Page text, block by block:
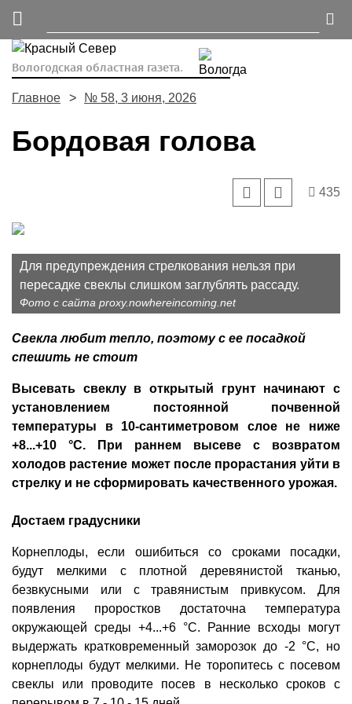
Вологодская областная газета.
Главное № 58, 3 июня, 2026
Бордовая голова
435
Для предупреждения стрелкования нельзя при
пересадке свеклы слишком заглублять рассаду.
Фото с сайта proxy.nowhereincoming.net
Свекла любит тепло, поэтому с ее посадкой
спешить не стоит
Высевать свеклу в открытый грунт начинают с
установлением постоянной поч­венной
температуры в 10-сантиметровом слое не ниже
+8...+10 °С. При раннем высеве с возвратом
холодов растение может после прорастания уйти в
стрелку и не сформировать качественного урожая.
Достаем градусники
Корнеплоды, если ошибиться со сроками посадки,
будут мелкими с плотной деревянистой тканью,
безвкусными или с травянистым привкусом. Для
появления проростков достаточна температура
окружающей среды +4...+6 °С. Ранние всходы могут
выдержать кратковременный заморозок до -2 °С, но
корнеплоды будут мелкими. Не торопитесь с посевом
свеклы или проводите посев в несколько сроков с